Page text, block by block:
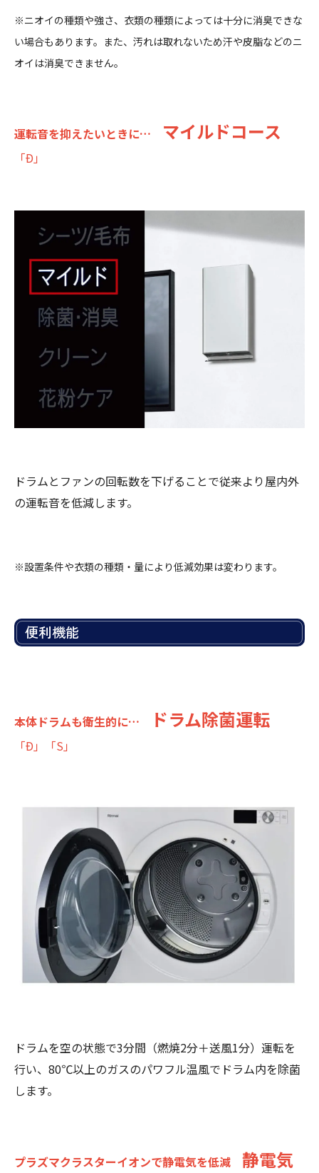
※ニオイの種類や強さ、衣類の種類によっては十分に消臭できな
い場合もあります。また、汚れは取れないため汗や皮脂などのニ
オイは消臭できません。
運転音を抑えたいときに… マイルドコース
「Ð」
ドラムとファンの回転数を下げることで従来より屋内外
の運転音を低減します。
※設置条件や衣類の種類・量により低減効果は変わります。
便利機能
本体ドラムも衛生的に… ドラム除菌運転
「Ð」「S」
ドラムを空の状態で3分間（燃焼2分＋送風1分）運転を
行い、80℃以上のガスのパワフル温風でドラム内を除菌
します。
プラズマクラスターイオンで静電気を低減 静電気